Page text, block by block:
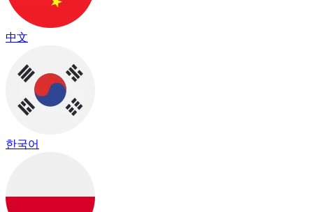
中文
한국어